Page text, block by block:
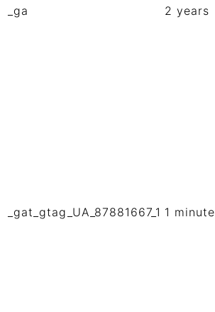
_ga 2 years
_gat_gtag_UA_87881667_1 1 minute